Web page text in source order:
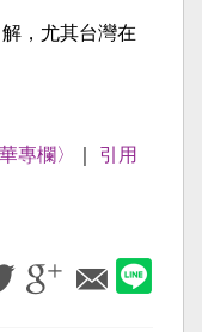
，尤其台灣在
專欄〉
引用